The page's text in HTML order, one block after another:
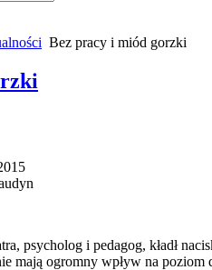
Bez pracy i miód gorzki
psycholog i pedagog, kładł
mają ogromny wpływ na